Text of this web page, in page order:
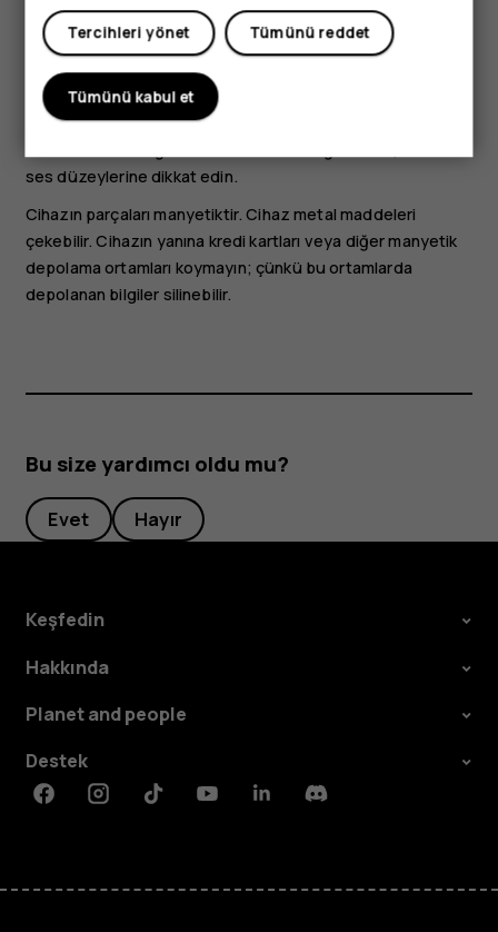
Cihazınıza zarar verebileceğinden, çıkış sinyali üreten
ürünleri cihazınıza bağlamayın. Ses konektörüne herhangi
bir gerilim kaynağı bağlamayın. Bu cihazla kullanım için
onaylananların dışında herhangi bir harici cihaz veya
ses düzeylerine dikkat edin.
Cihazın parçaları manyetiktir. Cihaz metal maddeleri
çekebilir. Cihazın yanına kredi kartları veya diğer manyetik
depolama ortamları koymayın; çünkü bu ortamlarda
depolanan bilgiler silinebilir.
Bu size yardımcı oldu mu?
Evet Hayır
Keşfedin
Hakkında
Planet and people
Destek
FacebookInstagramTiktokYoutubeLinkedinDiscord
Tümünü reddet
Tercihleri yönet
Tümünü kabul et